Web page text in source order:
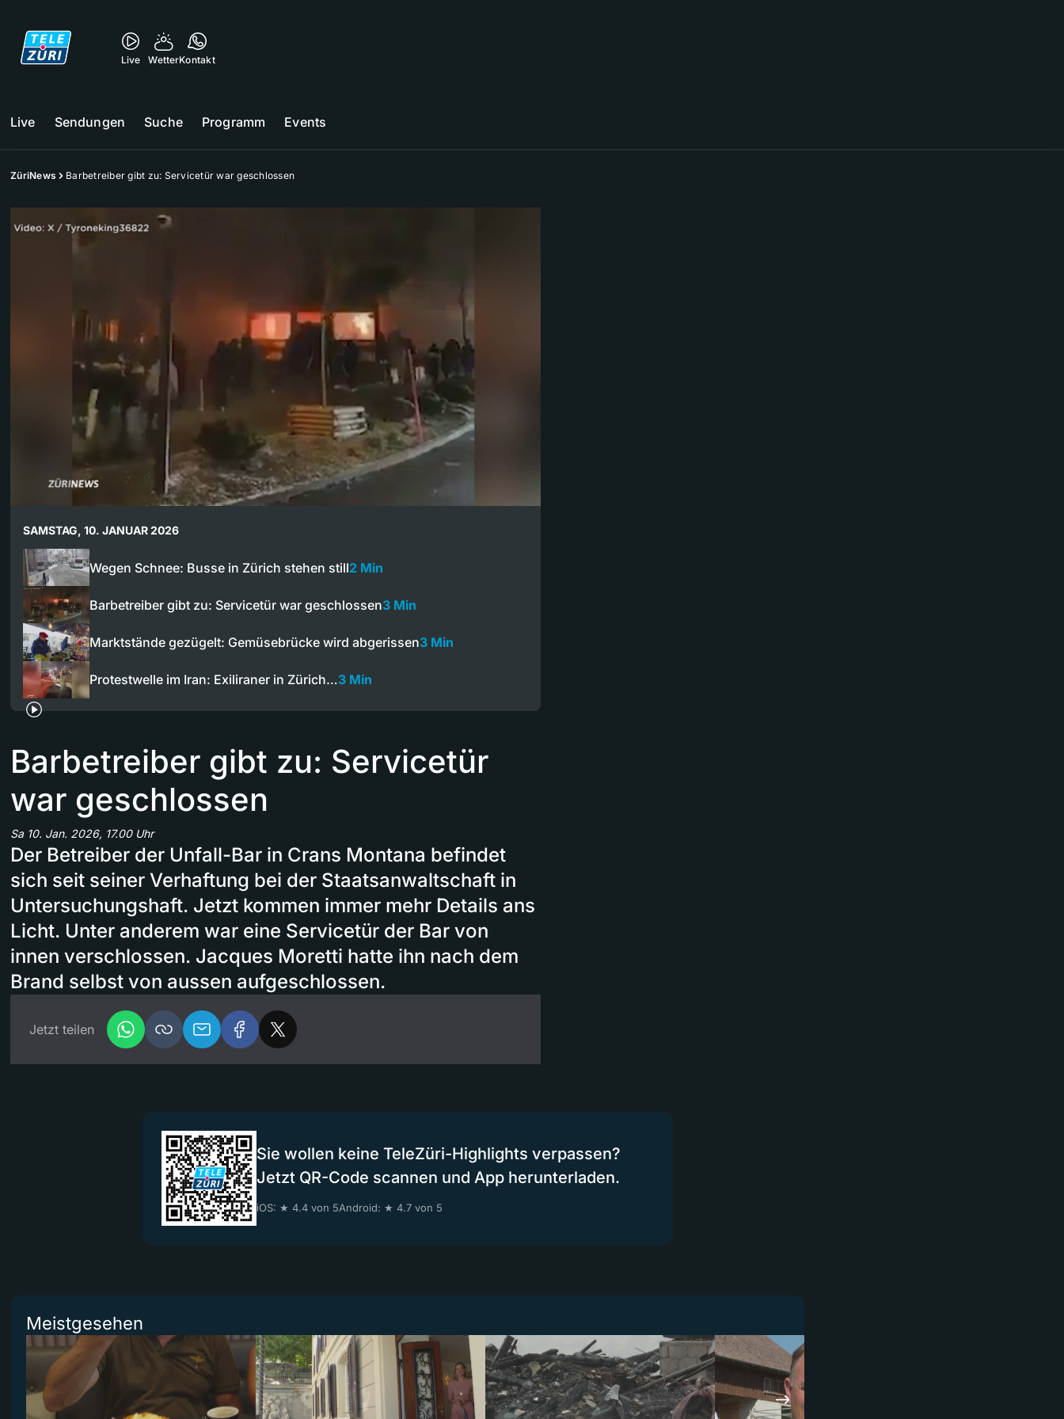
Live WetterKontakt
Live Sendungen Suche Programm Events
ZüriNews Barbetreiber gibt zu: Servicetür war geschlossen
SAMSTAG, 10. JANUAR 2026
Wegen Schnee: Busse in Zürich stehen still2 Min
Barbetreiber gibt zu: Servicetür war geschlossen3 Min
Marktstände gezügelt: Gemüsebrücke wird abgerissen3 Min
Protestwelle im Iran: Exiliraner in Zürich…3 Min
Barbetreiber gibt zu: Servicetür
war geschlossen
Sa 10. Jan. 2026, 17.00 Uhr
Der Betreiber der Unfall-Bar in Crans Montana befindet
sich seit seiner Verhaftung bei der Staatsanwaltschaft in
Untersuchungshaft. Jetzt kommen immer mehr Details ans
Licht. Unter anderem war eine Servicetür der Bar von
innen verschlossen. Jacques Moretti hatte ihn nach dem
Brand selbst von aussen aufgeschlossen.
Jetzt teilen
Sie wollen keine TeleZüri-Highlights verpassen?
Jetzt QR-Code scannen und App herunterladen.
iOS: ★ 4.4 von 5Android: ★ 4.7 von 5
Meistgesehen